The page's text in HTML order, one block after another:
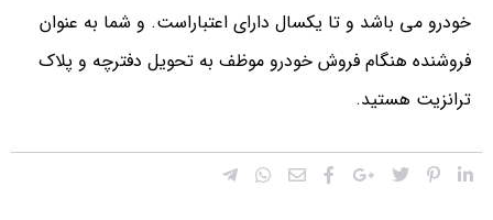
خودرو می باشد و تا یکسال دارای اعتباراست. و شما به عنوان
فروشنده هنگام فروش خودرو موظف به تحویل دفترچه و پلاک
ترانزیت هستید.